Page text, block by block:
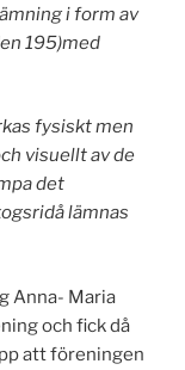
i form av
195)med
fysiskt men
visuellt av de
det
lämnas
Anna- Maria
och fick då
att föreningen